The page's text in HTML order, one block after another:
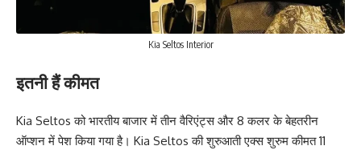
Kia Seltos Interior
इतनी हैं कीमत
Kia Seltos को भारतीय बाजार में तीन वैरिएंट्स और 8 कलर के बेहतरीन
ऑप्शन में पेश किया गया है। Kia Seltos की शुरुआती एक्स शुरुम कीमत 11